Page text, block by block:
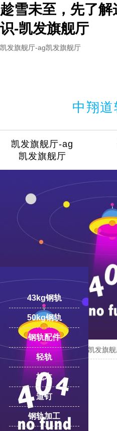
趁雪未至，先了
识-凯发旗舰厅
凯发旗舰厅-ag凯发旗舰厅
中翔道
凯发旗舰厅-ag
凯发旗舰厅
您的位置：凯发旗舰厅-ag凯发旗
43kg钢轨
50kg钢轨
钢轨配件
轻轨
枕木
道钉
钢轨加工